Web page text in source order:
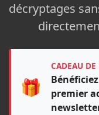
décryptages
🎁
CADEAU
premier